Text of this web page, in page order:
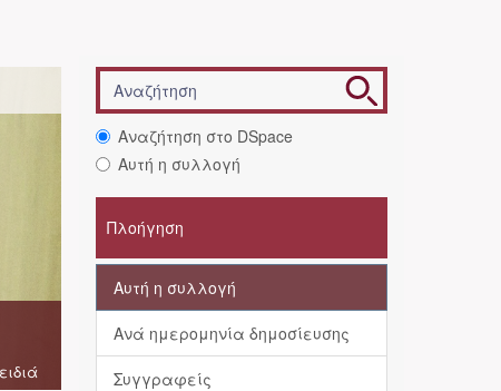
Αναζήτηση στο DSpace
Αυτή η συλλογή
Πλοήγηση
Αυτή η συλλογή
Ανά ημερομηνία δημοσίευσης
Συγγραφείς